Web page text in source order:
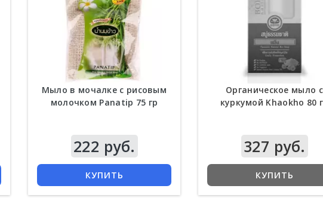
Мыло в мочалке с рисовым
молочком Panatip 75 гр
222 руб.
КУПИТЬ
Органическое мыло с
куркумой Khaokho 80
327 руб.
КУПИТЬ